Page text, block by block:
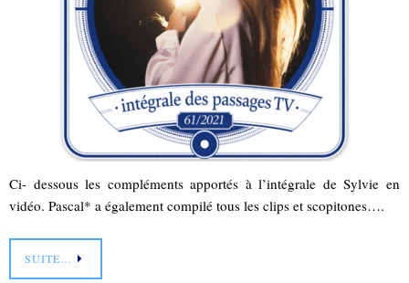
Ci- dessous les compléments apportés à l’intégrale de Sylvie en
vidéo. Pascal* a également compilé tous les clips et scopitones….
SUITE…